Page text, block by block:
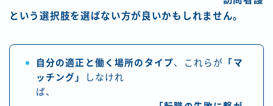
という選択肢を選ばない方が良いかもしれません。
自分の適正と働く場所のタイプ、これらが
「マ
ッチング」
しなけれ
ば、